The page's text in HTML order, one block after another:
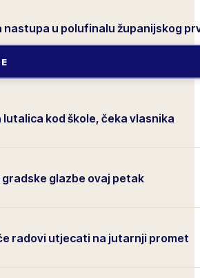
nastupa u polufinalu županijskog
lutalica kod škole, čeka vlasnika
glazbe ovaj petak
radovi utjecati na jutarnji promet